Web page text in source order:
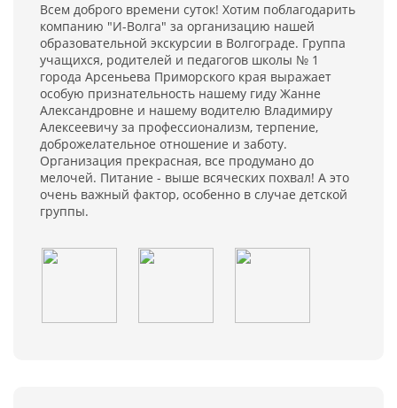
Всем доброго времени суток! Хотим поблагодарить
компанию "И-Волга" за организацию нашей
образовательной экскурсии в Волгограде. Группа
учащихся, родителей и педагогов школы № 1
города Арсеньева Приморского края выражает
особую признательность нашему гиду Жанне
Александровне и нашему водителю Владимиру
Алексеевичу за профессионализм, терпение,
доброжелательное отношение и заботу.
Организация прекрасная, все продумано до
мелочей. Питание - выше всяческих похвал! А это
очень важный фактор, особенно в случае детской
группы.